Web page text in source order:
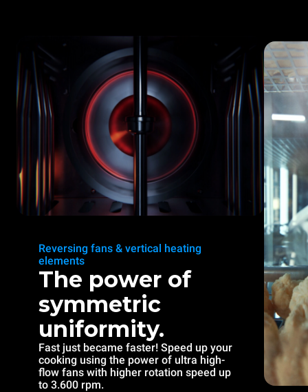
Reversing fans & vertical heating
elements
The power of
symmetric
uniformity.
Fast just became faster! Speed up your
cooking using the power of ultra high-
flow fans with higher rotation speed up
to 3.600 rpm.